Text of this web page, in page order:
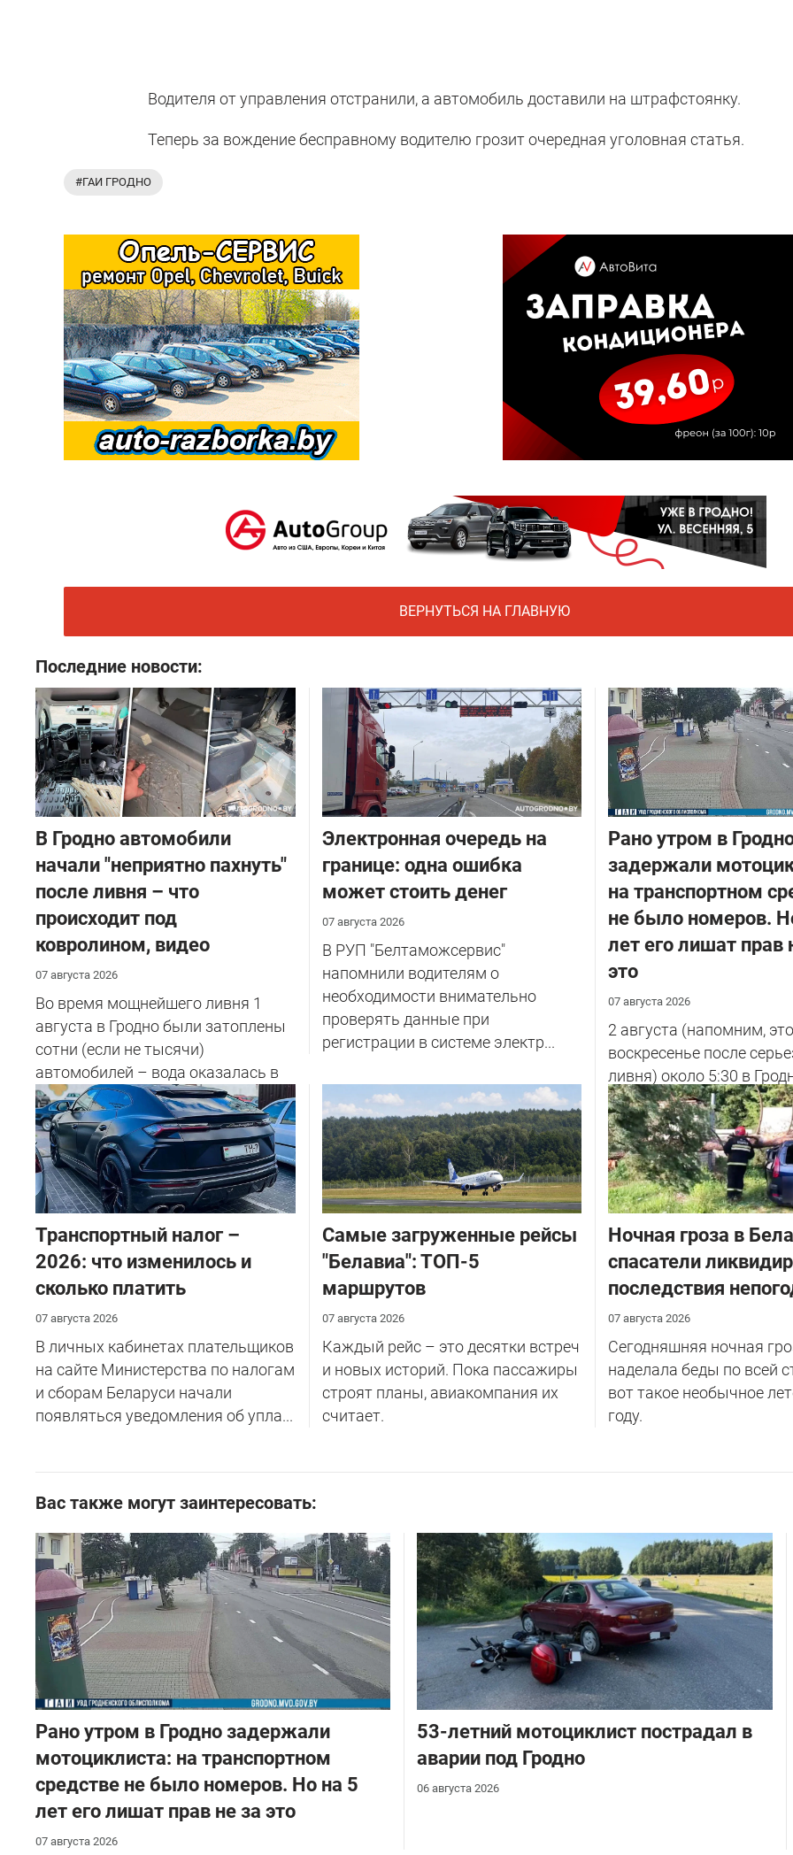
Водителя от управления отстранили, а автомобиль доставили на штрафстоянку.
Теперь за вождение бесправному водителю грозит очередная уголовная статья.
#ГАИ ГРОДНО
ВЕРНУТЬСЯ НА ГЛАВНУЮ
Последние новости:
В Гродно автомобили
начали "неприятно пахнуть"
после ливня – что
происходит под
ковролином, видео
07 августа 2026
Во время мощнейшего ливня 1
августа в Гродно были затоплены
сотни (если не тысячи)
автомобилей – вода оказалась в
салоне...
Электронная очередь на
границе: одна ошибка
может стоить денег
07 августа 2026
В РУП "Белтаможсервис"
напомнили водителям о
необходимости внимательно
проверять данные при
регистрации в системе электр...
Рано утром в
задержали
на транспортном
не было номеров.
лет его лишат прав
это
07 августа 2026
2 августа (напомним,
воскресенье после
ливня) около 5:30 в
улице Советских
у...
Транспортный налог –
2026: что изменилось и
сколько платить
07 августа 2026
В личных кабинетах плательщиков
на сайте Министерства по налогам
и сборам Беларуси начали
появляться уведомления об упла...
Самые загруженные рейсы
"Белавиа": ТОП-5
маршрутов
07 августа 2026
Каждый рейс – это десятки встреч
и новых историй. Пока пассажиры
строят планы, авиакомпания их
считает.
Ночная гроза в
спасатели
последствия
07 августа 2026
Сегодняшняя ночная
наделала беды по всей
вот такое необычное
году.
Вас также могут заинтересовать:
Рано утром в Гродно задержали
мотоциклиста: на транспортном
средстве не было номеров. Но на 5
лет его лишат прав не за это
07 августа 2026
53-летний мотоциклист пострадал в
аварии под Гродно
06 августа 2026